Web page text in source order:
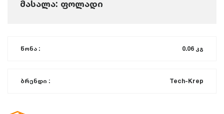
მასალა: ფოლადი
წონა : 0.06 კგ
ბრენდი : Tech-Krep